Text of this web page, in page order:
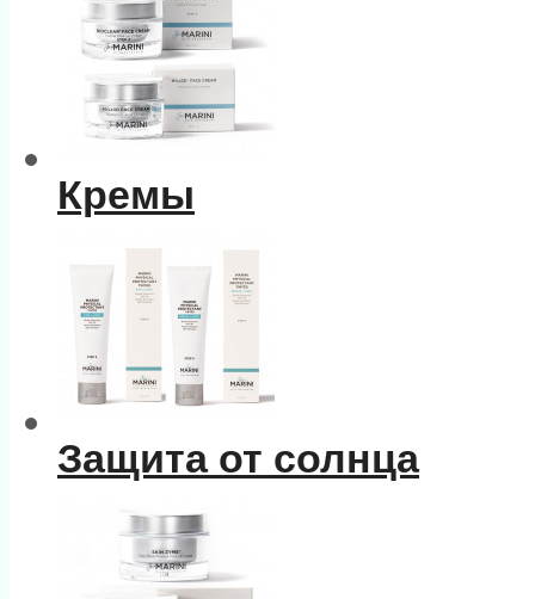
Кремы
Защита от солнца